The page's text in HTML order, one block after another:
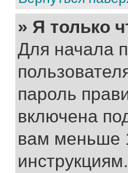
» Я только
Для начала
пароль
включена
вам меньше